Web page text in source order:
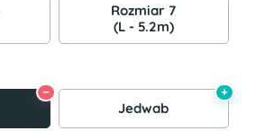
Rozmiar 7
(L - 5.2m)
−
Jedwab
+